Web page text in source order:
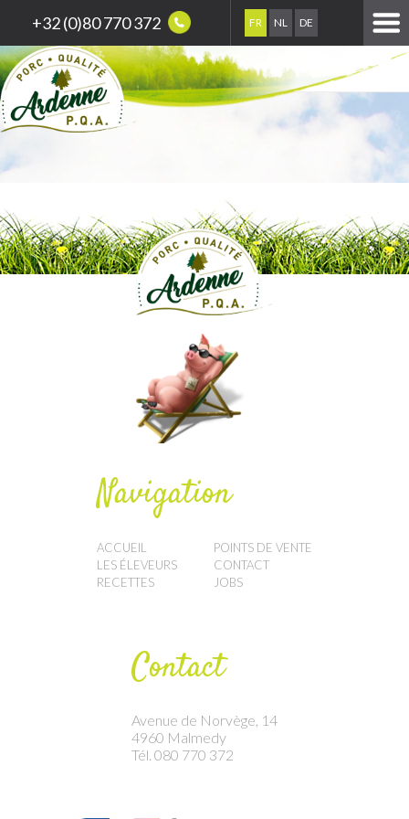
+32 (0)80 770 372 FR NL DE
Navigation
ACCUEIL
LES ÉLEVEURS
RECETTES
POINTS DE VENTE
CONTACT
JOBS
Contact
Avenue de Norvège, 14
4960 Malmedy
Tél. 080 770 372